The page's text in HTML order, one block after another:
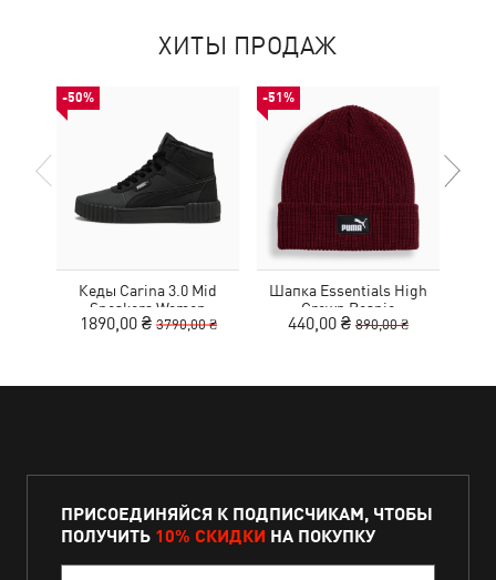
ХИТЫ ПРОДАЖ
-50%
Кеды Carina 3.0 Mid
Sneakers Women
1890,00 ₴ 3790,00 ₴
-51%
Шапка Essentials High
Crown Beanie
440,00 ₴ 890,00 ₴
ПРИСОЕДИНЯЙСЯ К ПОДПИСЧИКАМ, ЧТОБЫ
ПОЛУЧИТЬ 10% СКИДКИ НА ПОКУПКУ